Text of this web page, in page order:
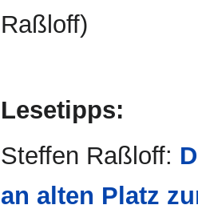
Raßloff)
Lesetipps:
Steffen Raßloff:
an alten Platz